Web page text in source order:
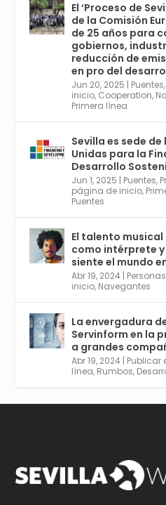
Avata
r
Sevilla World
21 May 2024
Conoce a
que ha sido pionera
la tecnología BIM
industrializar la
construcción. Ver
internacional en el
@juanluispavon1
https://
2 6
Avata
Sevilla World
30 Abr 2024
Aprovéchalo si
provincia. Curso
Cosas, Inteligencia
plazo acaba el 2
empleabilidad. Ver
https://
El ‘Proceso de
de la Comisión
de 25 años para
gobiernos,
reducción de
en pro del
Jun 20, 2025 | Puentes,
inicio, Cooperation,
Primera línea
Sevilla es sede
Unidas para la
Desarrollo
Jun 1, 2025 | Puentes,
página de inicio,
Puentes
El talento
como intérprete
siente el mundo
Abr 19, 2024 | Personas
inicio, Navegantes
La envergadura
Servinform en la
a grandes
Abr 19, 2024 | Publicar
línea, Rumbos,